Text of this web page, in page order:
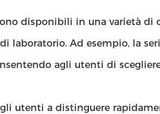
disponibili in una varietà
laboratorio. Ad esempio, la
agli utenti di
utenti a distinguere